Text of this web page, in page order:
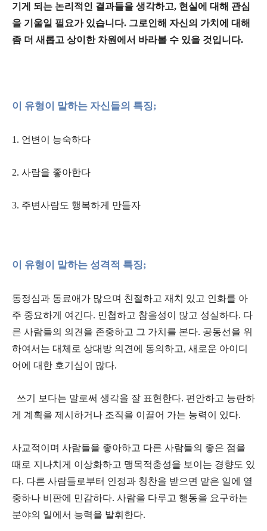
기게 되는 논리적인 결과들을 생각하고, 현실에 대해 관심
을 기울일 필요가 있습니다. 그로인해 자신의 가치에 대해
좀 더 새롭고 상이한 차원에서 바라볼 수 있을 것입니다.
이 유형이 말하는 자신들의 특징;
1. 언변이 능숙하다
2. 사람을 좋아한다
3. 주변사람도 행복하게 만들자
이 유형이 말하는 성격적 특징;
동정심과 동료애가 많으며 친절하고 재치 있고 인화를 아
주 중요하게 여긴다. 민첩하고 참을성이 많고 성실하다. 다
른 사람들의 의견을 존중하고 그 가치를 본다. 공동선을 위
하여서는 대체로 상대방 의견에 동의하고, 새로운 아이디
어에 대한 호기심이 많다.
쓰기 보다는 말로써 생각을 잘 표현한다. 편안하고 능란하
게 계획을 제시하거나 조직을 이끌어 가는 능력이 있다.
사교적이며 사람들을 좋아하고 다른 사람들의 좋은 점을
때로 지나치게 이상화하고 맹목적충성을 보이는 경향도 있
다. 다른 사람들로부터 인정과 칭찬을 받으면 맡은 일에 열
중하나 비판에 민감하다. 사람을 다루고 행동을 요구하는
분야의 일에서 능력을 발휘한다.